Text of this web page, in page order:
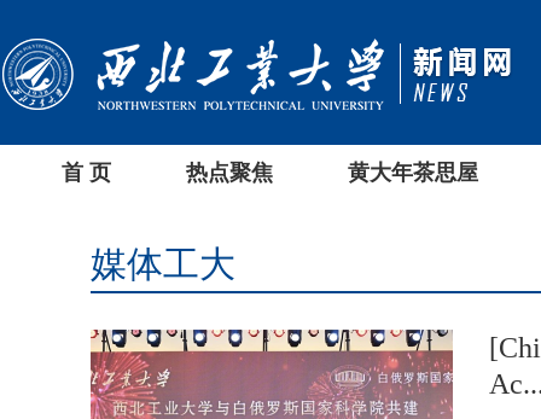
首 页 热点聚焦 黄大年茶思屋
媒体工大